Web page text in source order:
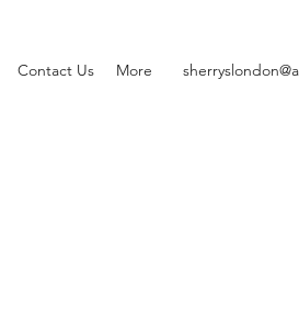
Contact Us More